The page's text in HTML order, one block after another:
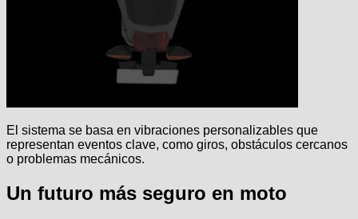
El sistema se basa en vibraciones personalizables que
representan eventos clave, como giros, obstáculos cercanos
o problemas mecánicos.
Un futuro más seguro en moto